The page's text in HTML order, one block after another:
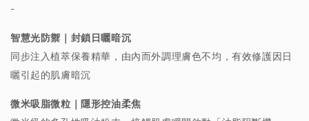
-
智慧光防禦｜封鎖日曬暗沉
同步注入植萃保養精華，由內而外調理膚色不均，有效修護因日
曬引起的肌膚暗沉
微米吸脂微粒｜隱形控油柔焦